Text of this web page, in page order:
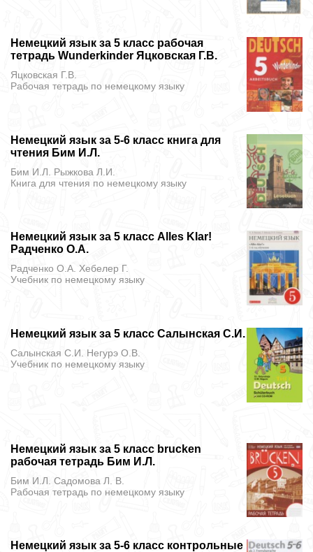
Немецкий язык за 5 класс рабочая
тетрадь Wunderkinder Яцковская Г.В.
Яцковская Г.В.
Рабочая тетрадь по немецкому языку
Немецкий язык за 5-6 класс книга для
чтения Бим И.Л.
Бим И.Л. Рыжкова Л.И.
Книга для чтения по немецкому языку
Немецкий язык за 5 класс Alles Klar!
Радченко О.А.
Радченко О.А. Хебелер Г.
Учебник по немецкому языку
Немецкий язык за 5 класс Салынская С.И.
Салынская С.И. Негурэ О.В.
Учебник по немецкому языку
Немецкий язык за 5 класс brucken
рабочая тетрадь Бим И.Л.
Бим И.Л. Садомова Л. В.
Рабочая тетрадь по немецкому языку
Немецкий язык за 5-6 класс контрольные